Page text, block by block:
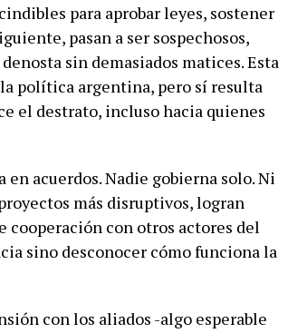
para aprobar leyes, sostener
pasan a ser sospechosos,
sin demasiados matices. Esta
política argentina, pero sí resulta
el destrato, incluso hacia quienes
acuerdos. Nadie gobierna solo. Ni
más disruptivos, logran
cooperación con otros actores del
sino desconocer cómo funciona la
con los aliados -algo esperable